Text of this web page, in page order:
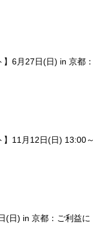
】6月27日(日) in 京都：
】11月12日(日) 13:00～
(日) in 京都：ご利益に